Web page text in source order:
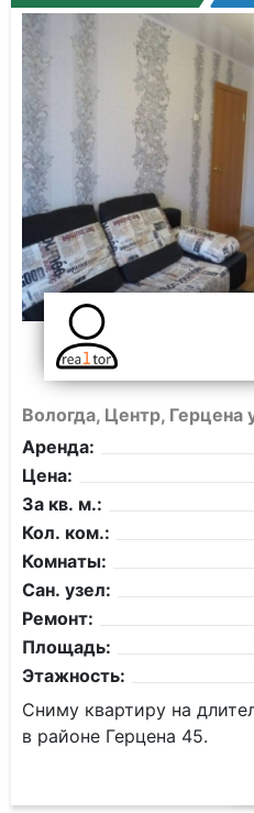
Вологда, Центр,
Аренда:
Цена:
За кв. м.:
Кол. ком.:
Комнаты:
Сан. узел:
Ремонт:
Площадь:
Этажность:
Сниму квартиру на
в районе Герцена 45.